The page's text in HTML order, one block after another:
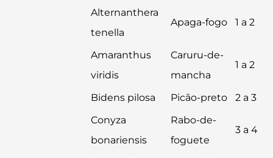
Alternanthera
tenella
Apaga-fogo 1 a 2
Amaranthus
viridis
Caruru-de-
mancha
1 a 2
Bidens pilosa Picão-preto
2 a 3
Conyza
bonariensis
Rabo-de-
foguete
3 a 4